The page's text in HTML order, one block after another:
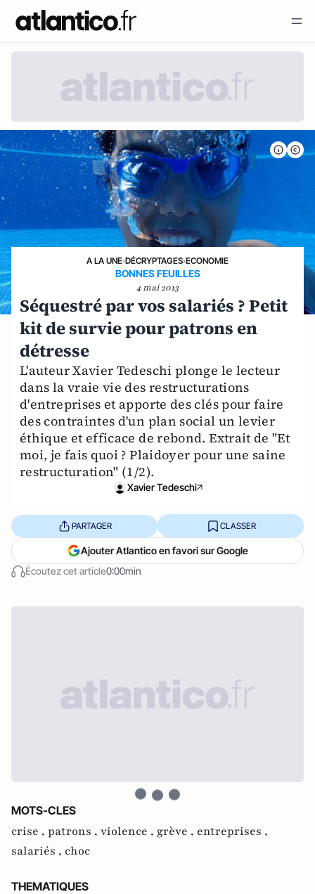
A LA UNE›DÉCRYPTAGES›ECONOMIE
BONNES FEUILLES
4 mai 2013
Séquestré par vos salariés ? Petit
kit de survie pour patrons en
détresse
L'auteur Xavier Tedeschi plonge le lecteur
dans la vraie vie des restructurations
d'entreprises et apporte des clés pour faire
des contraintes d'un plan social un levier
éthique et efficace de rebond. Extrait de "Et
moi, je fais quoi ? Plaidoyer pour une saine
restructuration" (1/2).
Xavier Tedeschi
Écoutez cet article0:00min
PARTAGER CLASSER
Ajouter Atlantico en favori sur Google
MOTS-CLES
crise , patrons , violence , grève , entreprises ,
salariés , choc
THEMATIQUES